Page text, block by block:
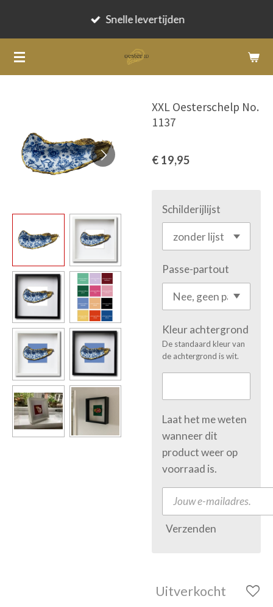
de
Snelle levertijden
XXL Oesterschelp No.
1137
€ 19,95
Schilderijlijst
Passe-partout
Kleur achtergrond
De standaard kleur van
de achtergrond is wit.
Laat het me weten
wanneer dit
product weer op
voorraad is.
Verzenden
Uitverkocht